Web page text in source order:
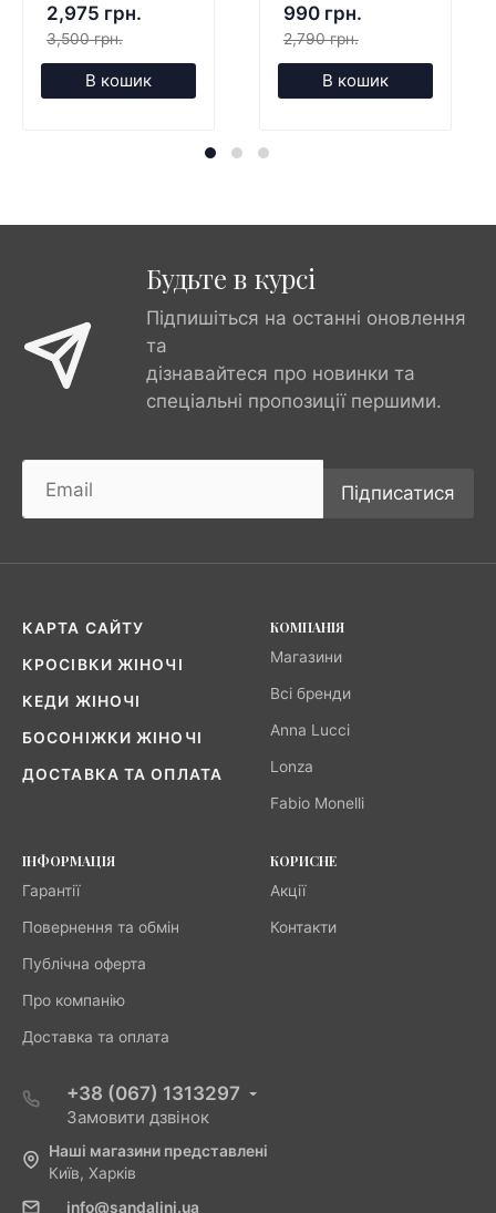
2,975 грн.
3,500 грн.
В кошик
990 грн.
2,790 грн.
В кошик
Будьте в курсі
Підпишіться на останні оновлення
та
дізнавайтеся про новинки та
спеціальні пропозиції першими.
Підписатися
КАРТА САЙТУ
КРОСІВКИ ЖІНОЧІ
КЕДИ ЖІНОЧІ
БОСОНІЖКИ ЖІНОЧІ
ДОСТАВКА ТА ОПЛАТА
КОМПАНІЯ
Магазини
Всі бренди
Anna Lucci
Lonza
Fabio Monelli
ІНФОРМАЦІЯ
Гарантії
Повернення та обмін
Публічна оферта
Про компанію
Доставка та оплата
КОРИСНЕ
Акції
Контакти
+38 (067) 1313297
Замовити дзвінок
Наші магазини представлені
Київ, Харків
info@sandalini.ua